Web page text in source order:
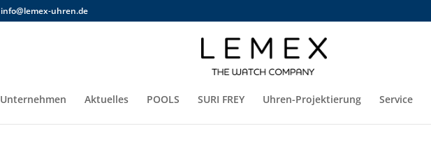
info@lemex-uhren.de
Unternehmen Aktuelles POOLS SURI FREY Uhren-Projektierung Service